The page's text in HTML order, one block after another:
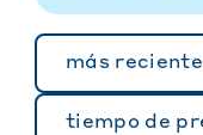
más reciente
tiempo de